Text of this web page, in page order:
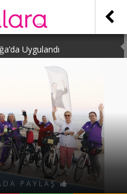
Uygulandı
Büyüledi
Öncü ve Güçlü”
Etkinliği
PAYLAŞ